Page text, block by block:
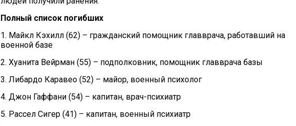
Полный список погибших
1. Майкл Кэхилл (62) – гражданский помощник главврача, работавший на
военной базе
2. Хуанита Вейрман (55) – подполковник, помощник главврача базы
3. Либардо Каравео (52) – майор, военный психолог
4. Джон Гаффани (54) – капитан, врач-психиатр
5. Рассел Сигер (41) – капитан, военный психиатр